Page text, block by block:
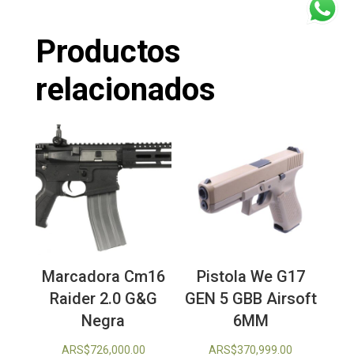
Productos
relacionados
Marcadora Cm16
Raider 2.0 G&G
Negra
ARS$726,000.00
Pistola We G17
GEN 5 GBB Airsoft
6MM
ARS$370,999.00